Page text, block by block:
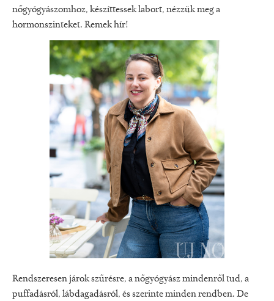
nőgyógyászomhoz, készíttessek labort, nézzük meg a
hormonszinteket. Remek hír!
Rendszeresen járok szűrésre, a nőgyógyász mindenről tud, a
puffadásról, lábdagadásról, és szerinte minden rendben. De